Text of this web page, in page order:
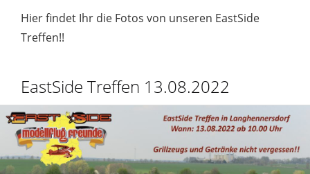
Hier findet Ihr die Fotos von unseren EastSide
Treffen!!
EastSide Treffen 13.08.2022